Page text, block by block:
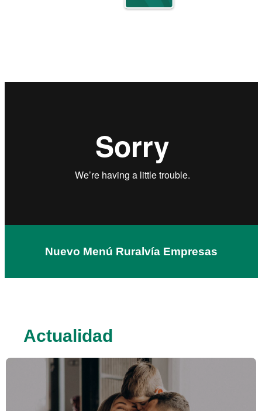
Nuevo Menú Ruralvía Empresas
Actualidad
Este bloque de noticias sigue el siguiente orden de